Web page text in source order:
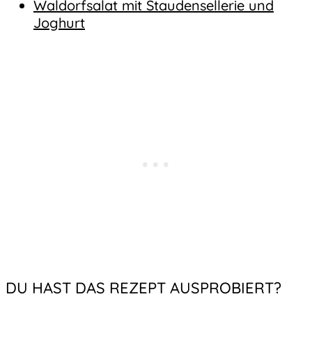
Waldorfsalat mit Staudensellerie und
Joghurt
DU HAST DAS REZEPT AUSPROBIERT?